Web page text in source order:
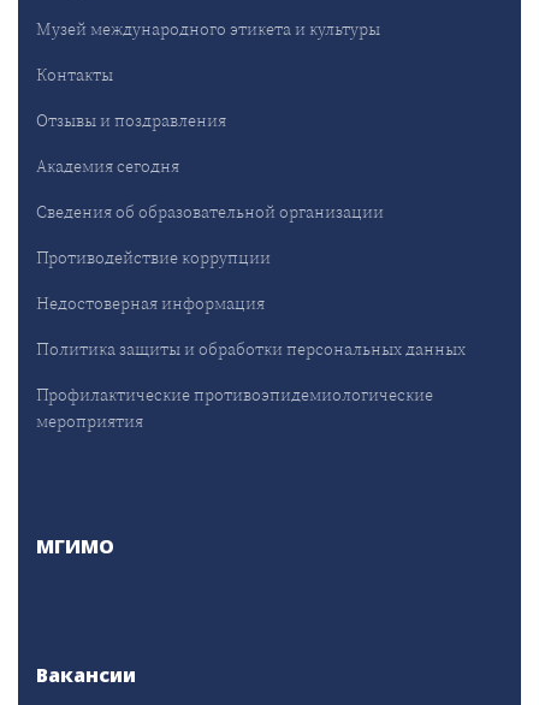
Музей международного этикета и культуры
Контакты
Отзывы и поздравления
Академия сегодня
Сведения об образовательной организации
Противодействие коррупции
Недостоверная информация
Политика защиты и обработки персональных данных
Профилактические противоэпидемиологические
мероприятия
МГИМО
Вакансии